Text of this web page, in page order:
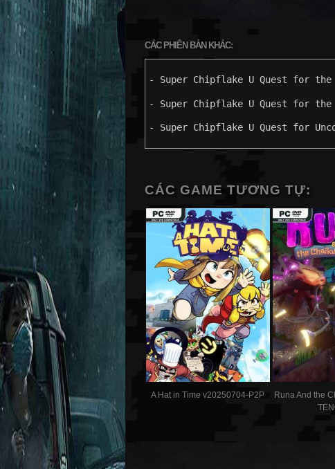
CÁC PHIÊN BẢN KHÁC:
- Super Chipflake U Quest for the
- Super Chipflake U Quest for the
- Super Chipflake U Quest for
CÁC GAME TƯƠNG TỰ:
A Hat in Time v20250704-P2P
Runa And the